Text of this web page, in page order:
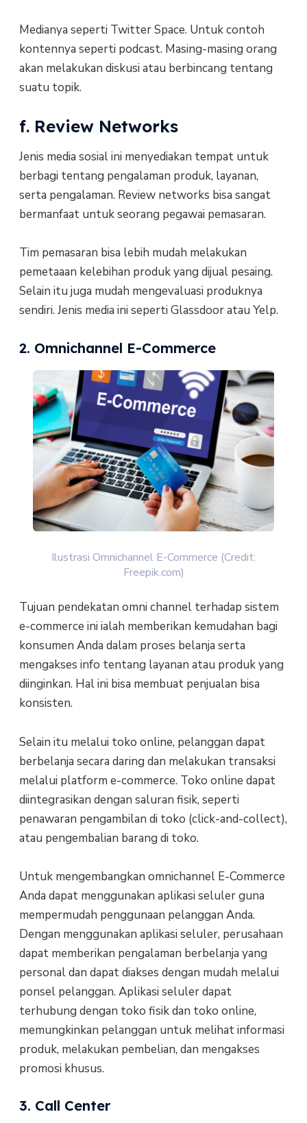
Medianya seperti Twitter Space. Untuk contoh
kontennya seperti podcast. Masing-masing orang
akan melakukan diskusi atau berbincang tentang
suatu topik.
f. Review Networks
Jenis media sosial ini menyediakan tempat untuk
berbagi tentang pengalaman produk, layanan,
serta pengalaman. Review networks bisa sangat
bermanfaat untuk seorang pegawai pemasaran.
Tim pemasaran bisa lebih mudah melakukan
pemetaaan kelebihan produk yang dijual pesaing.
Selain itu juga mudah mengevaluasi produknya
sendiri. Jenis media ini seperti Glassdoor atau Yelp.
2. Omnichannel E-Commerce
Ilustrasi Omnichannel E-Commerce (Credit:
Freepik.com)
Tujuan pendekatan omni channel terhadap sistem
e-commerce ini ialah memberikan kemudahan bagi
konsumen Anda dalam proses belanja serta
mengakses info tentang layanan atau produk yang
diinginkan. Hal ini bisa membuat penjualan bisa
konsisten.
Selain itu melalui toko online, pelanggan dapat
berbelanja secara daring dan melakukan transaksi
melalui platform e-commerce. Toko online dapat
diintegrasikan dengan saluran fisik, seperti
penawaran pengambilan di toko (click-and-collect),
atau pengembalian barang di toko.
Untuk mengembangkan omnichannel E-Commerce
Anda dapat menggunakan aplikasi seluler guna
mempermudah penggunaan pelanggan Anda.
Dengan menggunakan aplikasi seluler, perusahaan
dapat memberikan pengalaman berbelanja yang
personal dan dapat diakses dengan mudah melalui
ponsel pelanggan. Aplikasi seluler dapat
terhubung dengan toko fisik dan toko online,
memungkinkan pelanggan untuk melihat informasi
produk, melakukan pembelian, dan mengakses
promosi khusus.
3. Call Center